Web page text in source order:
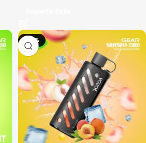
-14%